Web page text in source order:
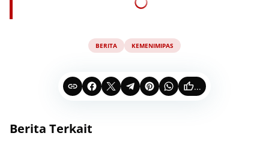
BERITA KEMENIMIPAS
...
Berita Terkait